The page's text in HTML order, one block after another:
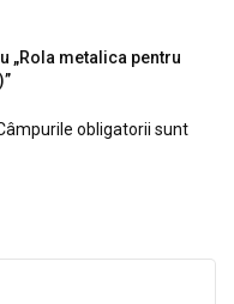
„Rola metalica pentru
obligatorii sunt